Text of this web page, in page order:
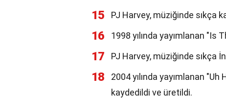
15 PJ Harvey, müziğinde sıkça
16 1998 yılında yayımlanan "Is
17 PJ Harvey, müziğinde sıkça
18
2004 yılında yayımlanan
kaydedildi ve üretildi.